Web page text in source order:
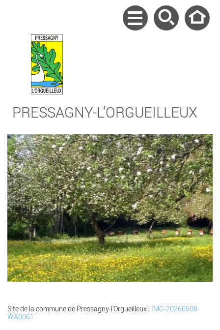
PRESSAGNY-L'ORGUEILLEUX
Site de la commune de Pressagny-l'Orgueilleux | IMG-20260508-
WA0061